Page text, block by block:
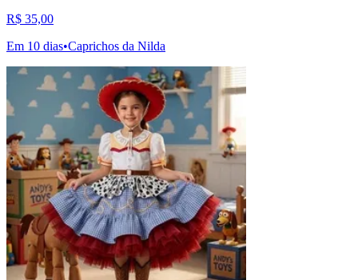
R$ 35,00
Em 10 dias•Caprichos da Nilda